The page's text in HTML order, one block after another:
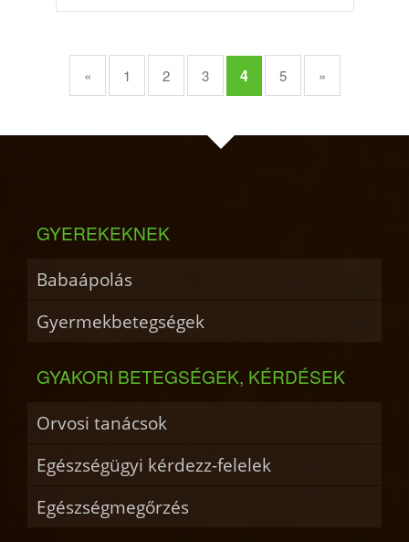
« 1 2 3 4 5 »
GYEREKEKNEK
Babaápolás
Gyermekbetegségek
GYAKORI BETEGSÉGEK, KÉRDÉSEK
Orvosi tanácsok
Egészségügyi kérdezz-felelek
Egészségmegőrzés